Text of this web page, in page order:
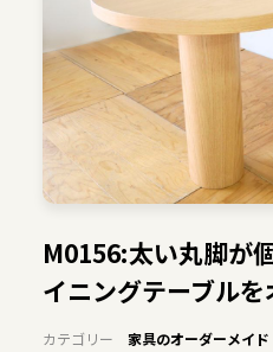
M0156:太い丸脚が
イニングテーブルを
カテゴリー 家具のオーダーメイド